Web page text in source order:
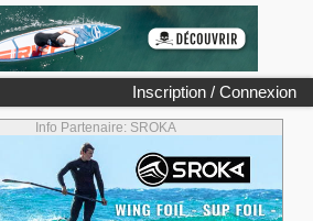
Inscription / Connexion
Info Partenaire: SROKA